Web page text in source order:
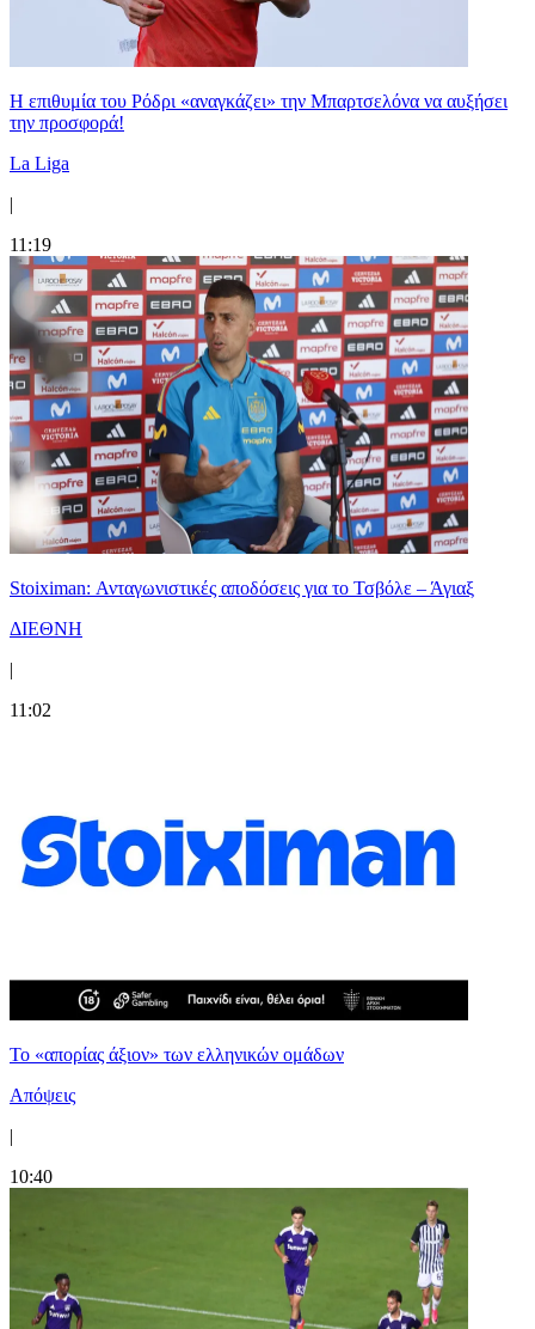
Η επιθυμία του Ρόδρι «αναγκάζει» την Μπαρτσελόνα να αυξήσει
την προσφορά!
La Liga
|
11:19
Stoiximan: Ανταγωνιστικές αποδόσεις για το Τσβόλε – Άγιαξ
ΔΙΕΘΝΗ
|
11:02
Το «απορίας άξιον» των ελληνικών ομάδων
Απόψεις
|
10:40